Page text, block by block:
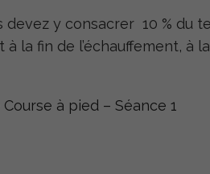
devez y consacrer 10 % du
la fin de l’échauffement, à
à pied – Séance 1